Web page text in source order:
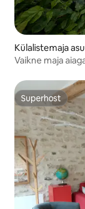
Külalistemaja
Vaikne maja
Superhost
Superhost